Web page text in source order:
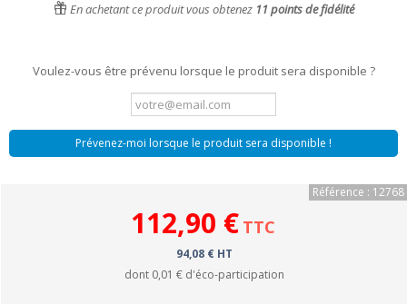
En achetant ce produit vous obtenez 11 points de fidélité
Voulez-vous être prévenu lorsque le produit sera disponible ?
Prévenez-moi lorsque le produit sera disponible !
Référence : 12768
112,90 € TTC
94,08 € HT
dont 0,01 € d'éco-participation